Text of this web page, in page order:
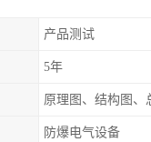
产品测试
5年
原理图、结构图、
防爆电气设备